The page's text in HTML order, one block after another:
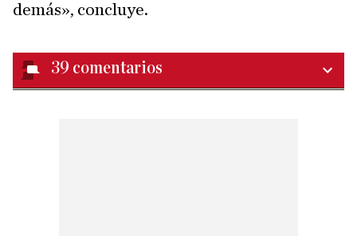
demás», concluye.
39 comentarios